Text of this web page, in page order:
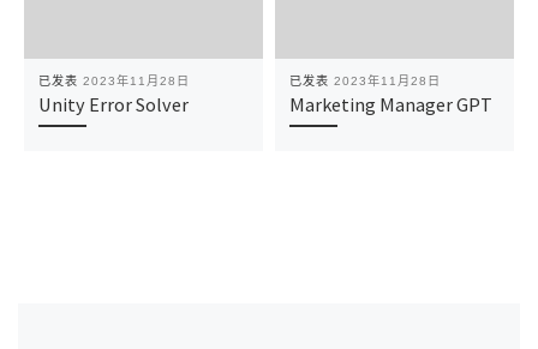
已发表 2023年11月28日
Unity Error Solver
已发表 2023年11月28日
Marketing Manager GPT